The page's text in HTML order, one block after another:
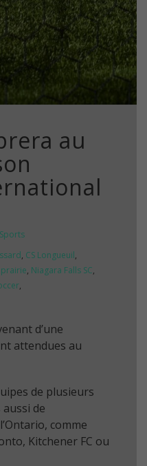
au
Sports
, CS Longueuil,
, Niagara Falls SC,
,
d’une
attendues au
de plusieurs
de
comme
Kitchener FC ou